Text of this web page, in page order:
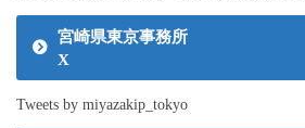
宮崎県東京事務所
X
Tweets by miyazakip_tokyo